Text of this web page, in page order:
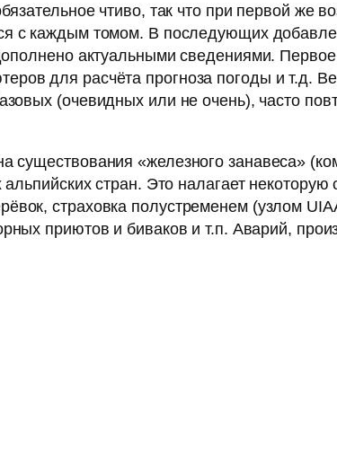
чтиво, так что при первой же
с каждым томом. В последующих
актуальными сведениями.
для расчёта прогноза погоды и т.д.
(очевидных или не очень), часто
«железного занавеса»
стран. Это налагает
страховка полустременем (узлом
приютов и биваков и т.п. Аварий,